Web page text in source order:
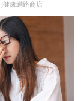
健康網路商店